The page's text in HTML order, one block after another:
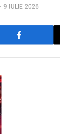
9 IULIE 2026